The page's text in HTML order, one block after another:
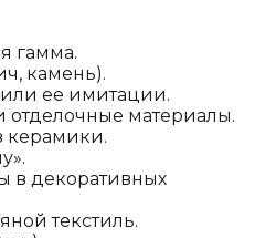
гамма.
камень).
ее имитации.
отделочные материалы.
керамики.
в декоративных
текстиль.